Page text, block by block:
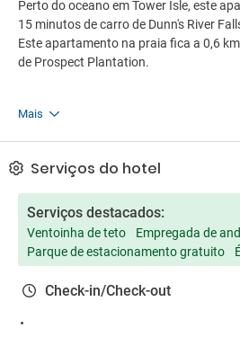
Perto do oceano em Tower Isle, este
15 minutos de carro de Dunn's River
Este apartamento na praia fica a 0,6
de Prospect Plantation.
Mais
Serviços do hotel
Serviços destacados:
Ventoinha de teto
Empregada de
Parque de estacionamento gratuito
Check-in/Check-out